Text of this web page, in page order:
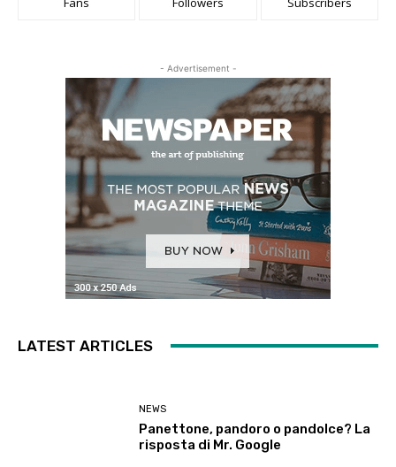
- Advertisement -
LATEST ARTICLES
NEWS
Panettone, pandoro o pandolce? La
risposta di Mr. Google